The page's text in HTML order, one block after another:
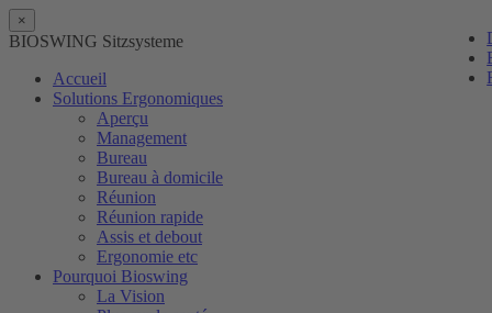
×
BIOSWING Sitzsysteme
Accueil
Solutions Ergonomiques
Aperçu
Management
Bureau
Bureau à domicile
Réunion
Réunion rapide
Assis et debout
Ergonomie etc
Pourquoi Bioswing
La Vision